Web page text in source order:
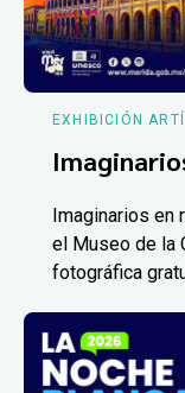
EXHIBICIÓN
Imaginarios en
el Museo de la
fotográfica